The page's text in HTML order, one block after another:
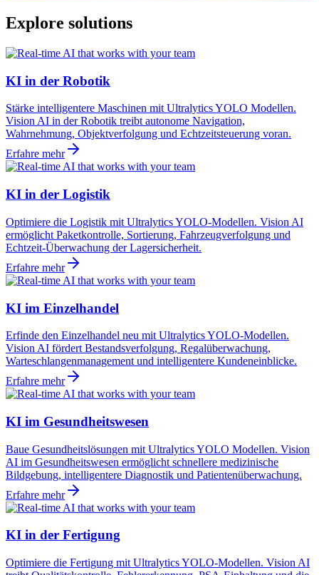
Explore solutions
KI in der Robotik
Stärke intelligentere Maschinen mit Ultralytics YOLO Modellen.
Vision AI in der Robotik treibt autonome Navigation,
Wahrnehmung, Objektverfolgung und Echtzeitsteuerung voran.
Erfahre mehr
KI in der Logistik
Optimiere die Logistik mit Ultralytics YOLO-Modellen. Vision AI
ermöglicht Paketkontrolle, Sortierung, Fahrzeugverfolgung und
Echtzeit-Überwachung der Lagersicherheit.
Erfahre mehr
KI im Einzelhandel
Erfinde den Einzelhandel neu mit Ultralytics YOLO-Modellen.
Vision AI fördert Bestandsverfolgung, Regalüberwachung,
Warteschlangenmanagement und intelligentere Kundeneinblicke.
Erfahre mehr
KI im Gesundheitswesen
Baue Gesundheitslösungen mit Ultralytics YOLO Modellen. Vision
AI im Gesundheitswesen ermöglicht schnellere medizinische
Bildgebung, intelligentere Diagnostik und Patientenüberwachung.
Erfahre mehr
KI in der Fertigung
Optimiere die Fertigung mit Ultralytics YOLO-Modellen. Vision AI